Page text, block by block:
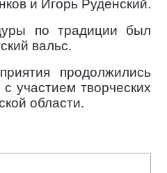
и Игорь Руденский.
по традиции был
вальс.
продолжились
участием творческих
области.